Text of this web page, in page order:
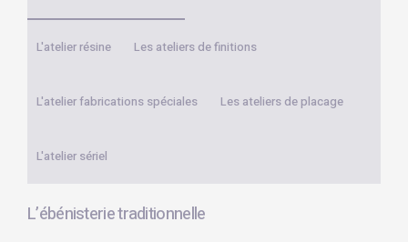
L'atelier résine Les ateliers de finitions
L'atelier fabrications spéciales Les ateliers de placage
L'atelier sériel
L’ébénisterie traditionnelle